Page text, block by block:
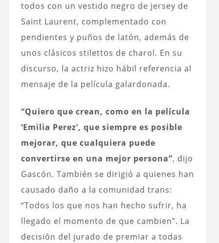
todos con un vestido negro de jersey de
Saint Laurent, complementado con
pendientes y puños de latón, además de
unos clásicos stilettos de charol. En su
discurso, la actriz hizo hábil referencia al
mensaje de la película galardonada.
“Quiero que crean, como en la película
‘Emilia Perez’, que siempre es posible
mejorar, que cualquiera puede
convertirse en una mejor persona”, dijo
Gascón. También se dirigió a quienes han
causado daño a la comunidad trans:
“Todos los que nos han hecho sufrir, ha
llegado el momento de que cambien”. La
decisión del jurado de premiar a todas